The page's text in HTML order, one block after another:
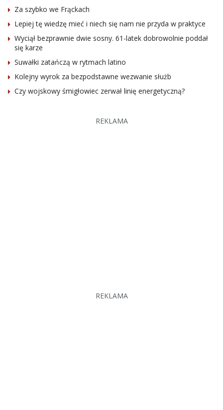
Za szybko we Frąckach
Lepiej tę wiedzę mieć i niech się nam nie przyda w praktyce
Wyciął bezprawnie dwie sosny. 61-latek dobrowolnie poddał
się karze
Suwałki zatańczą w rytmach latino
Kolejny wyrok za bezpodstawne wezwanie służb
Czy wojskowy śmigłowiec zerwał linię energetyczną?
REKLAMA
REKLAMA